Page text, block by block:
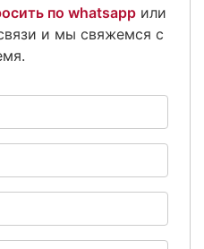
по whatsapp или
и мы свяжемся с